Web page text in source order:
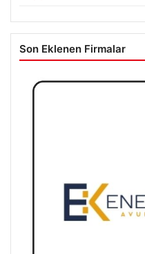
Son Eklenen Firmalar